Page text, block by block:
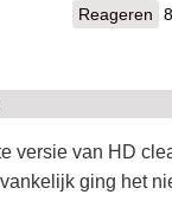
Reageren
versie van HD
ging het